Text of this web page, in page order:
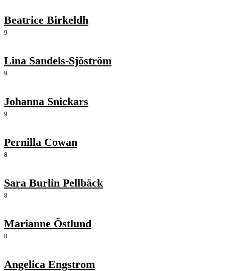
Beatrice Birkeldh
9
Lina Sandels-Sjöström
9
Johanna Snickars
9
Pernilla Cowan
8
Sara Burlin Pellbäck
8
Marianne Östlund
8
Angelica Engstrom